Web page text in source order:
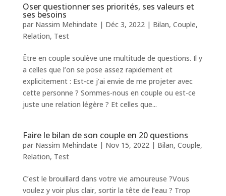
Oser questionner ses priorités, ses valeurs et
ses besoins
par Nassim Mehindate | Déc 3, 2022| Bilan, Couple,
Relation, Test
Être en couple soulève une multitude de questions. Il y
a celles que l’on se pose assez rapidement et
explicitement : Est-ce j’ai envie de me projeter avec
cette personne ? Sommes-nous en couple ou est-ce
juste une relation légère ? Et celles que...
Faire le bilan de son couple en 20 questions
par Nassim Mehindate | Nov 15, 2022| Bilan, Couple,
Relation, Test
C’est le brouillard dans votre vie amoureuse ?Vous
voulez y voir plus clair, sortir la tête de l’eau ? Trop